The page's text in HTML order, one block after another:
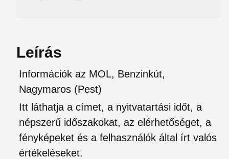
Leírás
Információk az MOL, Benzinkút,
Nagymaros (Pest)
Itt láthatja a címet, a nyitvatartási időt, a
népszerű időszakokat, az elérhetőséget, a
fényképeket és a felhasználók által írt valós
értékeléseket.